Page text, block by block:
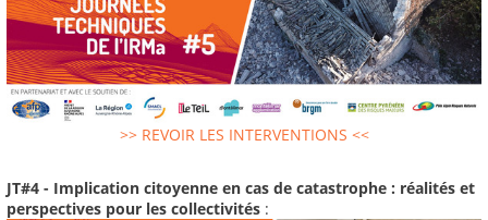
>> REVOIR LES INTERVENTIONS <<
JT#4 - Implication citoyenne en cas de catastrophe : réalités et
perspectives pour les collectivités :